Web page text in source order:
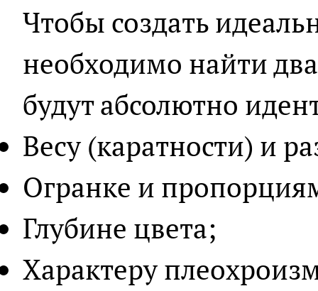
Чтобы создать
необходимо найти
будут абсолютно
Весу (каратности) и
Огранке и
Глубине цвета;
Характеру